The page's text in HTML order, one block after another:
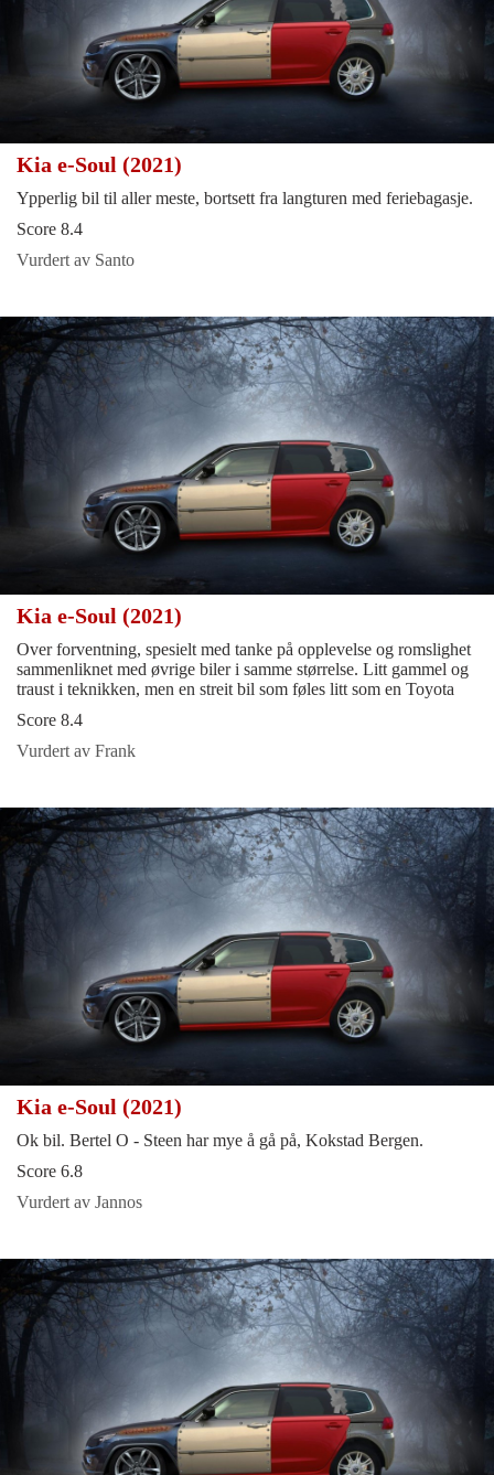
Kia e-Soul (2021)
Ypperlig bil til aller meste, bortsett fra langturen med feriebagasje.
Score 8.4
Vurdert av Santo
Kia e-Soul (2021)
Over forventning, spesielt med tanke på opplevelse og romslighet
sammenliknet med øvrige biler i samme størrelse. Litt gammel og
traust i teknikken, men en streit bil som føles litt som en Toyota
Score 8.4
Vurdert av Frank
Kia e-Soul (2021)
Ok bil. Bertel O - Steen har mye å gå på, Kokstad Bergen.
Score 6.8
Vurdert av Jannos